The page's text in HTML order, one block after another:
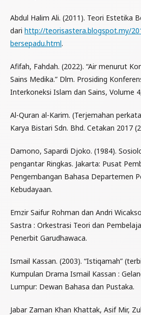
Abdul Halim Ali. (2011). Teori Estetika
dari http://teorisastera.blogspot.my/
bersepadu.html.
Afifah, Fahdah. (2022). “Air menurut
Sains Medika.” Dlm. Prosiding
Interkoneksi Islam dan Sains, Volume
Al-Quran al-Karim. (Terjemahan
Karya Bistari Sdn. Bhd. Cetakan 2017
Damono, Sapardi Djoko. (1984).
pengantar Ringkas. Jakarta: Pusat
Pengembangan Bahasa Departemen
Kebudayaan.
Emzir Saifur Rohman dan Andri
Sastra : Orkestrasi Teori dan
Penerbit Garudhawaca.
Ismail Kassan. (2003). “Istiqamah”
Kumpulan Drama Ismail Kassan :
Lumpur: Dewan Bahasa dan Pustaka.
Jabar Zaman Khan Khattak, Asif Mir,